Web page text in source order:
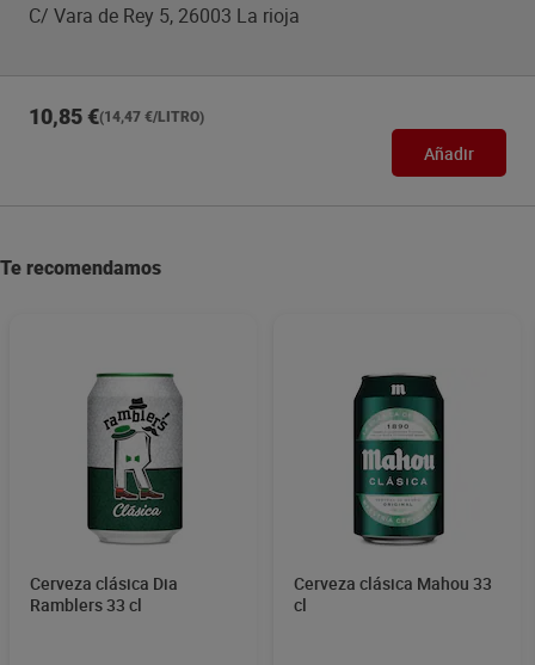
C/ Vara de Rey 5, 26003 La rioja
10,85 €(14,47 €/LITRO)
Añadir
Te recomendamos
Cerveza clásica Dia
Ramblers 33 cl
Cerveza clásica Mahou 33
cl